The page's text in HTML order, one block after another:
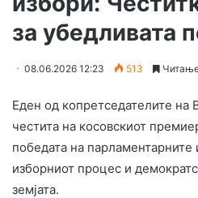
за убедливата
08.06.2026 12:23 513
Еден од копретседателите
честита на косовскиот
победата на парламентарните
изборниот процес и
земјата.